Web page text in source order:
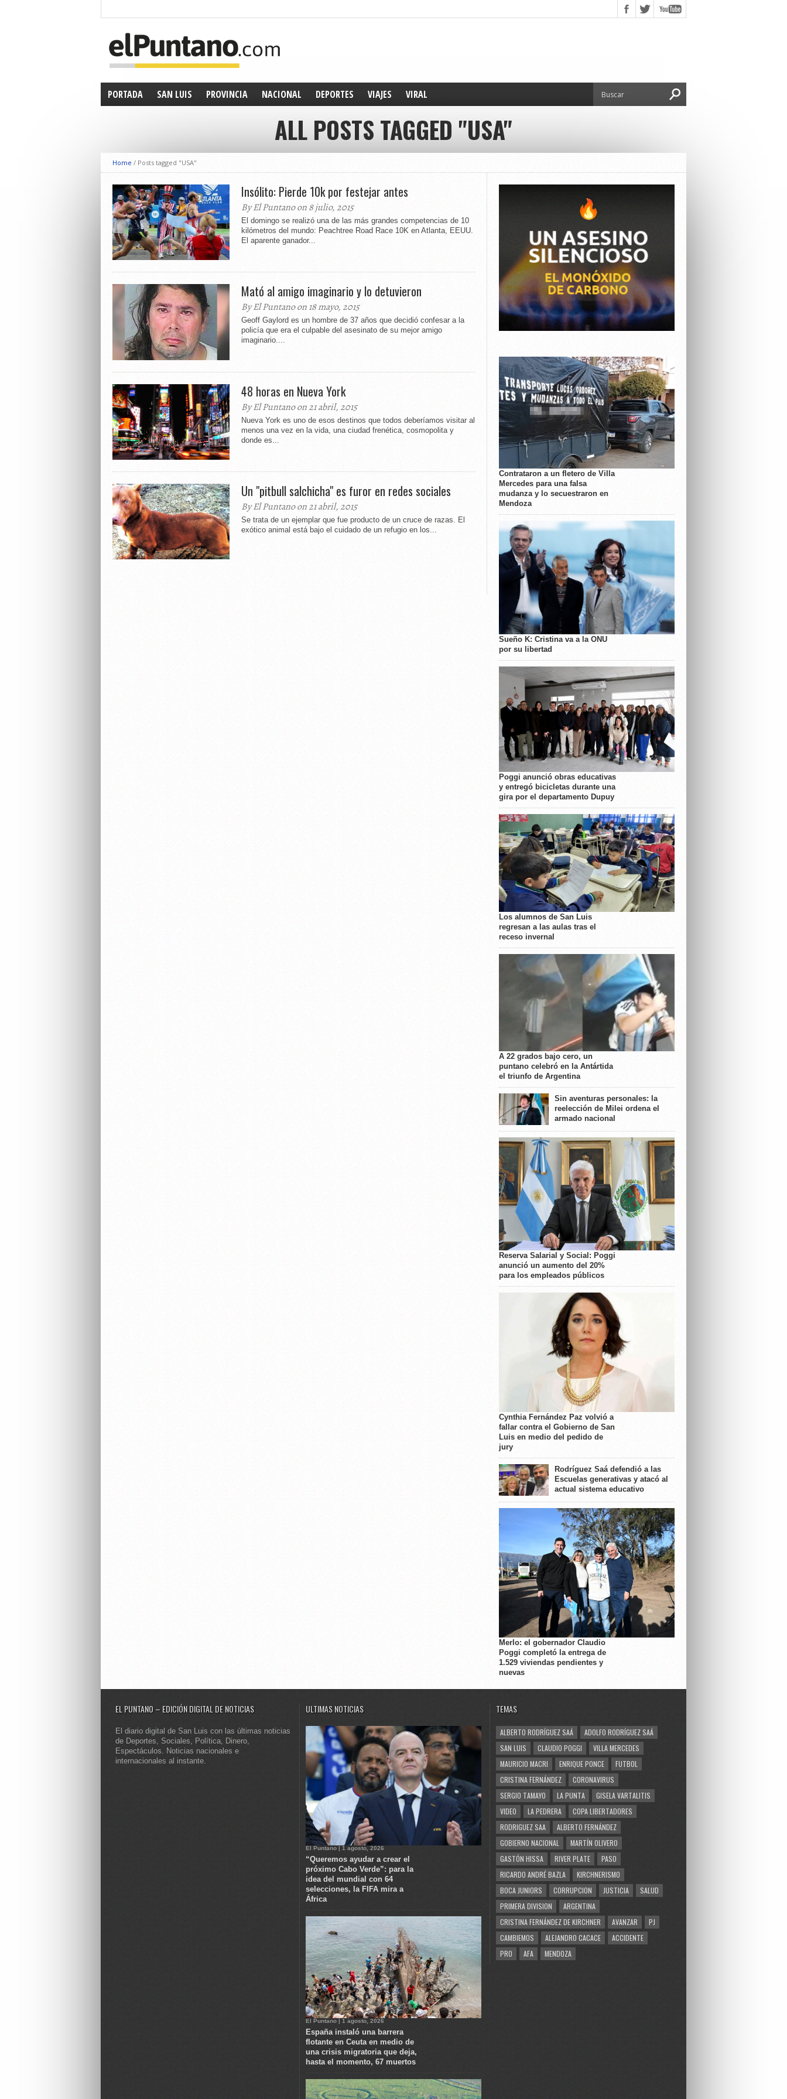
PORTADA SAN LUIS PROVINCIA NACIONAL DEPORTES VIAJES VIRAL
ALL POSTS TAGGED "USA"
Home / Posts tagged "USA"
Insólito: Pierde 10k por festejar antes
By El Puntano on 8 julio, 2015
El domingo se realizó una de las más grandes competencias de 10
kilómetros del mundo: Peachtree Road Race 10K en Atlanta, EEUU.
El aparente ganador...
Mató al amigo imaginario y lo detuvieron
By El Puntano on 18 mayo, 2015
Geoff Gaylord es un hombre de 37 años que decidió confesar a la
policía que era el culpable del asesinato de su mejor amigo
imaginario....
48 horas en Nueva York
By El Puntano on 21 abril, 2015
Nueva York es uno de esos destinos que todos deberíamos visitar al
menos una vez en la vida, una ciudad frenética, cosmopolita y
donde es...
Un "pitbull salchicha" es furor en redes sociales
By El Puntano on 21 abril, 2015
Se trata de un ejemplar que fue producto de un cruce de razas. El
exótico animal está bajo el cuidado de un refugio en los...
Contrataron a un fletero de Villa
Mercedes para una falsa
mudanza y lo secuestraron en
Mendoza
Sueño K: Cristina va a la ONU
por su libertad
Poggi anunció obras educativas
y entregó bicicletas durante una
gira por el departamento Dupuy
Los alumnos de San Luis
regresan a las aulas tras el
receso invernal
A 22 grados bajo cero, un
puntano celebró en la Antártida
el triunfo de Argentina
Sin aventuras personales: la
reelección de Milei ordena el
armado nacional
Reserva Salarial y Social: Poggi
anunció un aumento del 20%
para los empleados públicos
Cynthia Fernández Paz volvió a
fallar contra el Gobierno de San
Luis en medio del pedido de
jury
Rodríguez Saá defendió a las
Escuelas generativas y atacó al
actual sistema educativo
Merlo: el gobernador Claudio
Poggi completó la entrega de
1.529 viviendas pendientes y
nuevas
EL PUNTANO – EDICIÓN DIGITAL DE NOTICIAS
El diario digital de San Luis con las últimas noticias
de Deportes, Sociales, Política, Dinero,
Espectáculos. Noticias nacionales e
internacionales al instante.
ULTIMAS NOTICIAS
El Puntano | 1 agosto, 2026
“Queremos ayudar a crear el
próximo Cabo Verde”: para la
idea del mundial con 64
selecciones, la FIFA mira a
África
El Puntano | 1 agosto, 2026
España instaló una barrera
flotante en Ceuta en medio de
una crisis migratoria que deja,
hasta el momento, 67 muertos
TEMAS
ALBERTO RODRÍGUEZ SAÁ
ADOLFO RODRÍGUEZ SAÁ
SAN LUIS
CLAUDIO POGGI
VILLA MERCEDES
MAURICIO MACRI
ENRIQUE PONCE
FUTBOL
CRISTINA FERNÁNDEZ
CORONAVIRUS
SERGIO TAMAYO
LA PUNTA
GISELA VARTALITIS
VIDEO
LA PEDRERA
COPA LIBERTADORES
RODRIGUEZ SAA
ALBERTO FERNÁNDEZ
GOBIERNO NACIONAL
MARTÍN OLIVERO
GASTÓN HISSA
RIVER PLATE
PASO
RICARDO ANDRÉ BAZLA
KIRCHNERISMO
BOCA JUNIORS
CORRUPCION JUSTICIA
SALUD
PRIMERA DIVISION
ARGENTINA
CRISTINA FERNÁNDEZ DE KIRCHNER
AVANZAR
PJ
CAMBIEMOS
ALEJANDRO CACACE
ACCIDENTE
PRO
AFA MENDOZA